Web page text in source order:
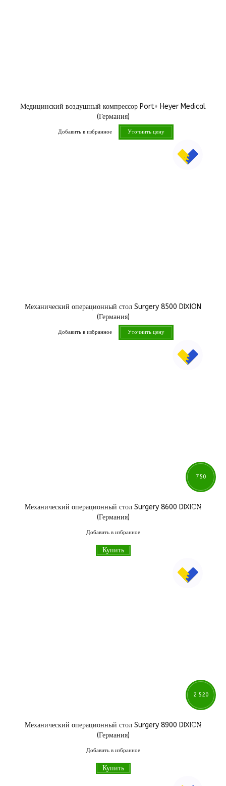
Медицинский воздушный компрессор Port+ Heyer Medical
(Германия)
Добавить в избранное Уточнить цену
Механический операционный стол Surgery 8500 DIXION
(Германия)
Добавить в избранное Уточнить цену
Механический операционный стол Surgery 8600 DIXION
(Германия)
Добавить в избранное
750
000
Купить
Механический операционный стол Surgery 8900 DIXION
(Германия)
Добавить в избранное
2 520
000
Купить